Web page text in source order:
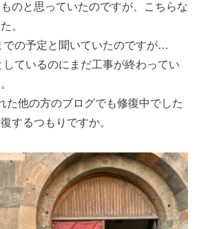
のと思っていたのですが、こちらな
。
での予定と聞いていたのですが…
ているのにまだ工事が終わってい
た他の方のブログでも修復中でした
するつもりですか。